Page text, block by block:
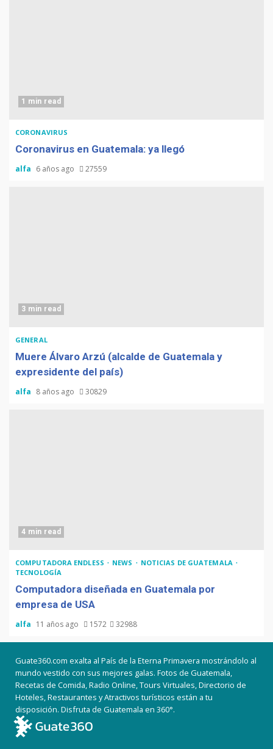
1 min read
CORONAVIRUS
Coronavirus en Guatemala: ya llegó
alfa 6 años ago 27559
3 min read
GENERAL
Muere Álvaro Arzú (alcalde de Guatemala y
expresidente del país)
alfa 8 años ago 30829
4 min read
COMPUTADORA ENDLESS NEWS
NOTICIAS DE GUATEMALA
TECNOLOGÍA
Computadora diseñada en Guatemala por
empresa de USA
alfa 11 años ago 1572 32988
Guate360.com exalta al País de la Eterna Primavera mostrándolo al
mundo vestido con sus mejores galas. Fotos de Guatemala,
Recetas de Comida, Radio Online, Tours Virtuales, Directorio de
Hoteles, Restaurantes y Atractivos turísticos están a tu
disposición. Disfruta de Guatemala en 360°.